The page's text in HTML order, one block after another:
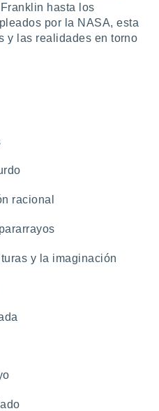
hasta los
por la NASA, esta
y las realidades en torno
racional
y la imaginación